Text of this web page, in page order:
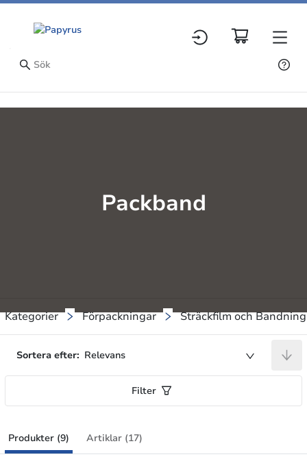
Packband
Kategorier Förpackningar Sträckfilm och Bandning
Sortera efter: Relevans
Filter
Produkter (9) Artiklar (17)